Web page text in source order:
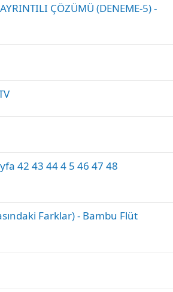
ÇÖZÜMÜ (DENEME-5) -
42 43 44 4 5 46 47 48
Farklar) - Bambu Flüt